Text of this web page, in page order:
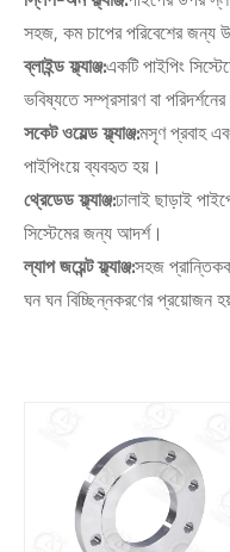
সহজ, কম চাপের পরিবেশের জন্য
ব্লাইন্ড ফ্ল্যাঞ্জ:একটি পাইপিং
ভবিষ্যতে সম্প্রসারণ বা
সকেট ওয়েল্ড ফ্ল্যাঞ্জ:মসৃণ প্রবাহ
পাইপিংয়ে ব্যবহৃত হয়।
থ্রেডেড ফ্ল্যাঞ্জ:ঢালাই ছাড়াই
সিস্টেমের জন্য আদর্শ।
ল্যাপ জয়েন্ট ফ্ল্যাঞ্জ:সহজ
ঘন ঘন বিচ্ছিন্নকরণের প্রয়োজন